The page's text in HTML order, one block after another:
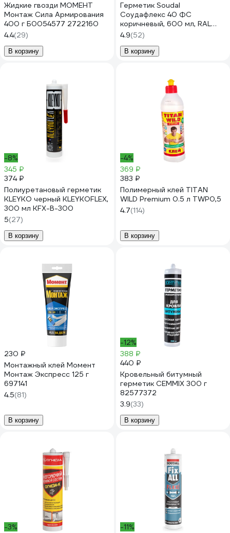
Жидкие гвозди МОМЕНТ
Монтаж Сила Армирования
400 г Б0054577 2722160
4.4(29)
В корзину
Герметик Soudal
Соудафлекс 40 ФС
коричневый, 600 мл, RAL
8017 123146
4.9(52)
В корзину
-8%
345 ₽
374 ₽
Полиуретановый герметик
KLEYKO черный KLEYKOFLEX,
300 мл KFX-B-300
5(27)
В корзину
-4%
369 ₽
383 ₽
Полимерный клей TITAN
WILD Premium 0.5 л TWP0,5
4.7(114)
В корзину
230 ₽
Монтажный клей Момент
Монтаж Экспресс 125 г
697141
4.5(81)
В корзину
-12%
388 ₽
440 ₽
Кровельный битумный
герметик CEMMIX 300 г
82577372
3.9(33)
В корзину
-3%
-11%